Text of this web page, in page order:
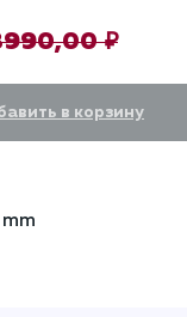
₽
в корзину